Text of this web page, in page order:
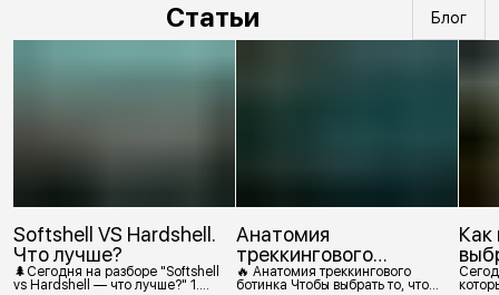
Статьи Блог
Softshell VS Hardshell.
Что лучше?
🌲Сегодня на разборе "Softshell
vs Hardshell — что лучше?" 1.
Анатомия
треккингового
ботинка
🔥 Анатомия треккингового
ботинка Чтобы выбрать то, что
Как